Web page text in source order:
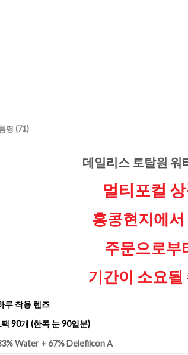
평 (71)
데일리스 토탈원 워
멀티포컬
홍콩현지에
주문으로부
기간이 소요될
루 착용 렌즈
90개 (한쪽 눈 90일분)
Water + 67% Delefilcon A